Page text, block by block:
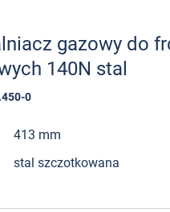
gazowy do
140N stal
0
413 mm
stal szczotkowana